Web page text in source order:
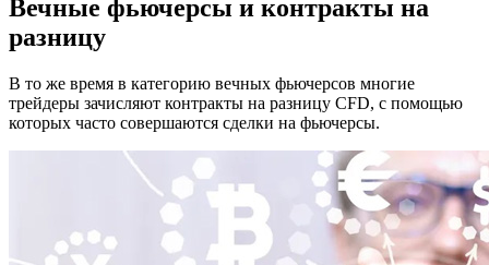
Вечные фьючерсы и контракты на
разницу
В то же время в категорию вечных фьючерсов многие
трейдеры зачисляют контракты на разницу CFD, с помощью
которых часто совершаются сделки на фьючерсы.